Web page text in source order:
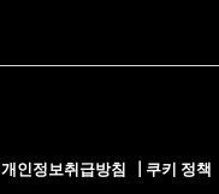
개인정보취급방침
쿠키 정책